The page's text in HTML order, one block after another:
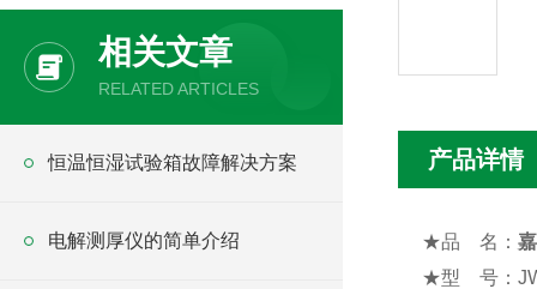
相关文章
RELATED ARTICLES
恒温恒湿试验箱故障解决方案
电解测厚仪的简单介绍
产品详情
★品 名：
★型 号：